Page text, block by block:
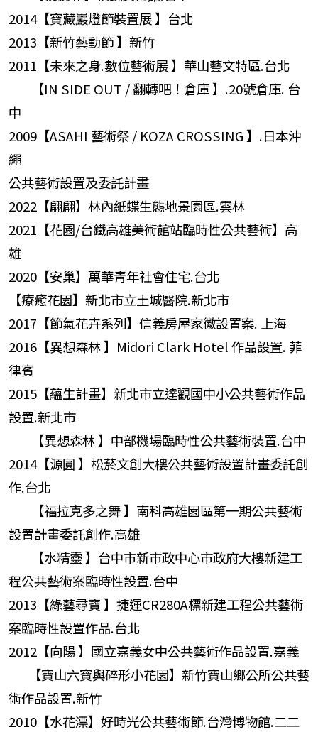
2014【寶藏巖燈節裝置展 】台北
2013【新竹藝動節 】新竹
2011【未來之身.數位藝術展 】華山藝文特區.台北
【IN SIDE OUT / 翻轉吧！倉庫 】.20號倉庫. 台
中
2009【ASAHI 藝術祭 / KOZA CROSSING 】.日本沖
繩
公共藝術設置及委託計畫
2022【翩翩】林內紙蝶生態地景園區.雲林
2021【花園/台鐵高雄美術館站臨時性公共藝術】高
雄
2020【安巢】萬華青年社會住宅.台北
【療癒花園】新北市立土城醫院.新北市
2017【節氣花卉系列】信義房屋家徽設置案. 上海
2016【異想森林 】Midori Clark Hotel 作品設置. 菲
律賓
2015【蘊生計畫】新北市立達觀國中小公共藝術作品
設置.新北市
【異想森林 】中部機場臨時性公共藝術裝置.台中
2014【源圓 】松菸文創大樓公共藝術設置計畫委託創
作.台北
【福拉克多之舞 】南科高雄園區第一期公共藝術
設置計畫委託創作.高雄
【水精靈 】台中市新市政中心市政府大樓新建工
程公共藝術案臨時性設置.台中
2013【綠藝尋寶 】捷運CR280A標新建工程公共藝術
案臨時性設置作品.台北
2012【向陽 】國立嘉義女中公共藝術作品設置.嘉義
【寶山六寶與碎形小花園】新竹寶山鄉公所公共藝
術作品設置.新竹
2010【水花漂】好時光公共藝術節.台灣博物館.二二